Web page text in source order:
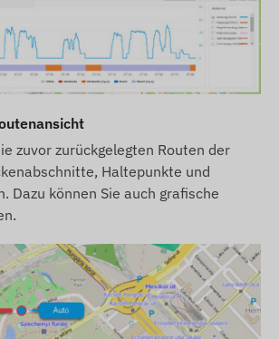
abweichen. Wir behalten uns das
bezüglich
vor.
zuvor zurückgelegten Routen der
Haltepunkte und
Dazu können Sie auch grafische